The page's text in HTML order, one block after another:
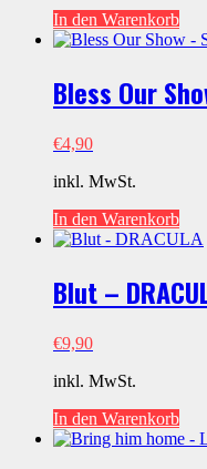
In den Warenkorb
Bless Our
€4,90
inkl. MwSt.
In den Warenkorb
Blut –
€9,90
inkl. MwSt.
In den Warenkorb